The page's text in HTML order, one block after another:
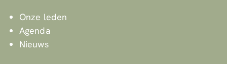
Onze leden
Agenda
Nieuws